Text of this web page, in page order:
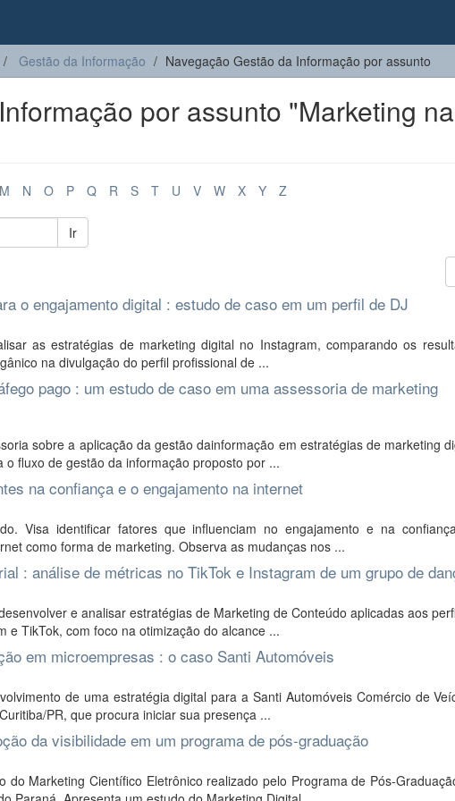
Gestão da Informação Navegação Gestão da Informação por assunto
por assunto "Marketing na
M N O P Q R S T U V W X Y Z
Ir
o engajamento digital : estudo de caso em um perfil de DJ
as estratégias de marketing digital no Instagram, comparando os
na divulgação do perfil profissional de ...
pago : um estudo de caso em uma assessoria de marketing
sobre a aplicação da gestão dainformação em estratégias de marketing
fluxo de gestão da informação proposto por ...
na confiança e o engajamento na internet
Visa identificar fatores que influenciam no engajamento e na
como forma de marketing. Observa as mudanças nos ...
: análise de métricas no TikTok e Instagram de um grupo de
e analisar estratégias de Marketing de Conteúdo aplicadas aos
e TikTok, com foco na otimização do alcance ...
em microempresas : o caso Santi Automóveis
de uma estratégia digital para a Santi Automóveis Comércio de
PR, que procura iniciar sua presença ...
da visibilidade em um programa de pós-graduação
do Marketing Científico Eletrônico realizado pelo Programa de Pós-